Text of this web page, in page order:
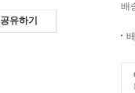
공유하기
배